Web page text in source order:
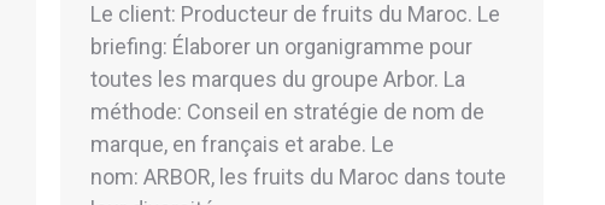
Le client: Producteur de fruits du Maroc. Le
briefing: Élaborer un organigramme pour
toutes les marques du groupe Arbor. La
méthode: Conseil en stratégie de nom de
marque, en français et arabe. Le
nom: ARBOR, les fruits du Maroc dans toute